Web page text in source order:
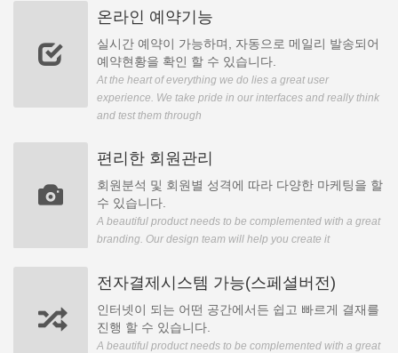
온라인 예약기능
실시간 예약이 가능하며, 자동으로 메일리 발송되어
예약현황을 확인 할 수 있습니다.
At the heart of everything we do lies a great user
experience. We take pride in our interfaces and really think
and test them through
편리한 회원관리
회원분석 및 회원별 성격에 따라 다양한 마케팅을 할
수 있습니다.
A beautiful product needs to be complemented with a great
branding. Our design team will help you create it
전자결제시스템 가능(스페셜버전)
인터넷이 되는 어떤 공간에서든 쉽고 빠르게 결재를
진행 할 수 있습니다.
A beautiful product needs to be complemented with a great